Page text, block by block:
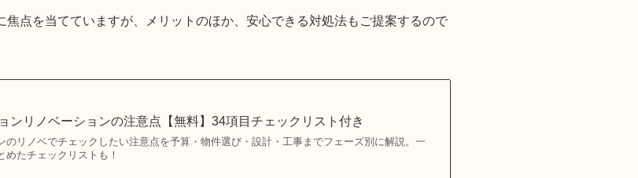
点を当てていますが、メリットのほか、安心できる対処法もご提案するので
ンリノベーションの注意点【無料】34項目チェックリスト付き
のリノベでチェックしたい注意点を予算・物件選び・設計・工事までフェーズ別に解説。一
めたチェックリストも！